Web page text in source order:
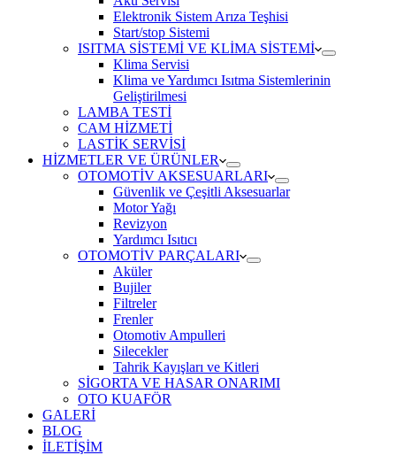
Elektronik Sistem Arıza Teşhisi
Start/stop Sistemi
ISITMA SİSTEMİ VE KLİMA SİSTEMİ
Klima Servisi
Klima ve Yardımcı Isıtma Sistemlerinin
Geliştirilmesi
LAMBA TESTİ
CAM HİZMETİ
LASTİK SERVİSİ
HİZMETLER VE ÜRÜNLER
OTOMOTİV AKSESUARLARI
Güvenlik ve Çeşitli Aksesuarlar
Motor Yağı
Revizyon
Yardımcı Isıtıcı
OTOMOTİV PARÇALARI
Aküler
Bujiler
Filtreler
Frenler
Otomotiv Ampulleri
Silecekler
Tahrik Kayışları ve Kitleri
SİGORTA VE HASAR ONARIMI
OTO KUAFÖR
GALERİ
BLOG
İLETİŞİM